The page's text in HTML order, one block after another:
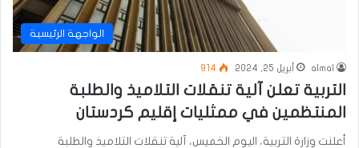
الواجهة الرئيسية
almal أبريل 25, 2024 914
التربية تعلن آلية تنقلات التلاميذ والطلبة
المنتظمين في ممثليات إقليم كردستان
أعلنت وزارة التربية، اليوم الخميس، آلية تنقلات التلاميذ والطلبة